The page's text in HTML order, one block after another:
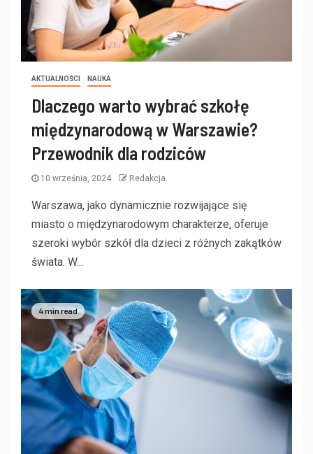
AKTUALNOŚCI NAUKA
Dlaczego warto wybrać szkołę
międzynarodową w Warszawie?
Przewodnik dla rodziców
10 września, 2024 Redakcja
Warszawa, jako dynamicznie rozwijające się
miasto o międzynarodowym charakterze, oferuje
szeroki wybór szkół dla dzieci z różnych zakątków
świata. W...
4 min read